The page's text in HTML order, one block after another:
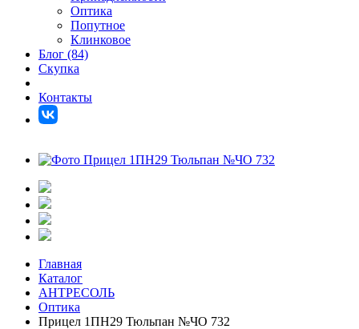
Оптика
Попутное
Клинковое
Блог (84)
Скупка
Контакты
Главная
Каталог
АНТРЕСОЛЬ
Оптика
Прицел 1ПН29 Тюльпан №ЧО 732